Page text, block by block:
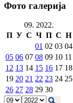
Фото галерија
09. 2022.
П У С Ч П С Н
01 02 03 04
05 06 07 08 09 10 11
12 13 14 15 16 17 18
19 20 21 22 23 24 25
26 27 28 29 30